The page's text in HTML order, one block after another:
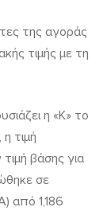
της αγοράς
τιμής με τη
η «Κ» το
τιμή
βάσης για
σε
από 1,186